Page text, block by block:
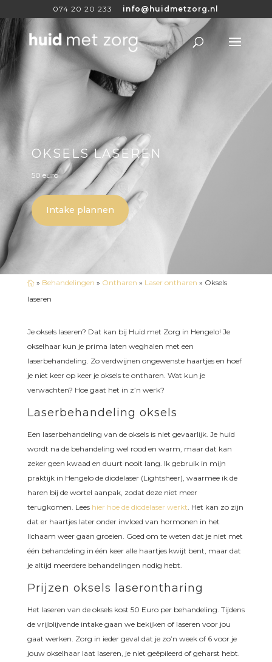
074 20 20 233 info@huidmetzorg.nl
OKSELS LASEREN
50 euro
Intake plannen
» Behandelingen » Ontharen » Laser ontharen » Oksels
laseren
Je oksels laseren? Dat kan bij Huid met Zorg in Hengelo! Je
okselhaar kun je prima laten weghalen met een
laserbehandeling. Zo verdwijnen ongewenste haartjes en hoef
je niet keer op keer je oksels te ontharen. Wat kun je
verwachten? Hoe gaat het in z’n werk?
Laserbehandeling oksels
Een laserbehandeling van de oksels is niet gevaarlijk. Je huid
wordt na de behandeling wel rood en warm, maar dat kan
zeker geen kwaad en duurt nooit lang. Ik gebruik in mijn
praktijk in Hengelo de diodelaser (Lightsheer), waarmee ik de
haren bij de wortel aanpak, zodat deze niet meer
terugkomen. Lees hier hoe de diodelaser werkt. Het kan zo zijn
dat er haartjes later onder invloed van hormonen in het
lichaam weer gaan groeien. Goed om te weten dat je niet met
één behandeling in één keer alle haartjes kwijt bent, maar dat
je altijd meerdere behandelingen nodig hebt.
Prijzen oksels laserontharing
Het laseren van de oksels kost 50 Euro per behandeling. Tijdens
de vrijblijvende intake gaan we bekijken of laseren voor jou
gaat werken. Zorg in ieder geval dat je zo’n week of 6 voor je
jouw okselhaar laat laseren, je niet geëpileerd of geharst hebt.